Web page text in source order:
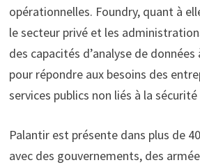
opérationnelles. Foundry, quant à
le secteur privé et les
des capacités d’analyse de
pour répondre aux besoins des
services publics non liés à la
Palantir est présente dans plus de
avec des gouvernements, des